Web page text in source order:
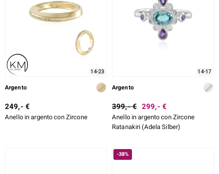
14-23
Argento
249,- €
Anello in argento con Zircone
14-17
Argento
399,- € 299,- €
Anello in argento con Zircone
Ratanakiri (Adela Silber)
-38%